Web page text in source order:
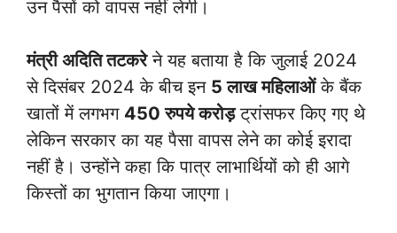
उन पैसों को वापस नहीं लेगी।
मंत्री अदिति तटकरेने यह बताया है कि जुलाई 2024
से दिसंबर 2024 के बीच इन 5 लाख महिलाओंके बैंक
खातों में लगभग 450 रुपये करोड़ट्रांसफर किए गए थे
लेकिन सरकार का यह पैसा वापस लेने का कोई इरादा
नहीं है। उन्होंने कहा कि पात्र लाभार्थियों को ही आगे
किस्तों का भुगतान किया जाएगा।